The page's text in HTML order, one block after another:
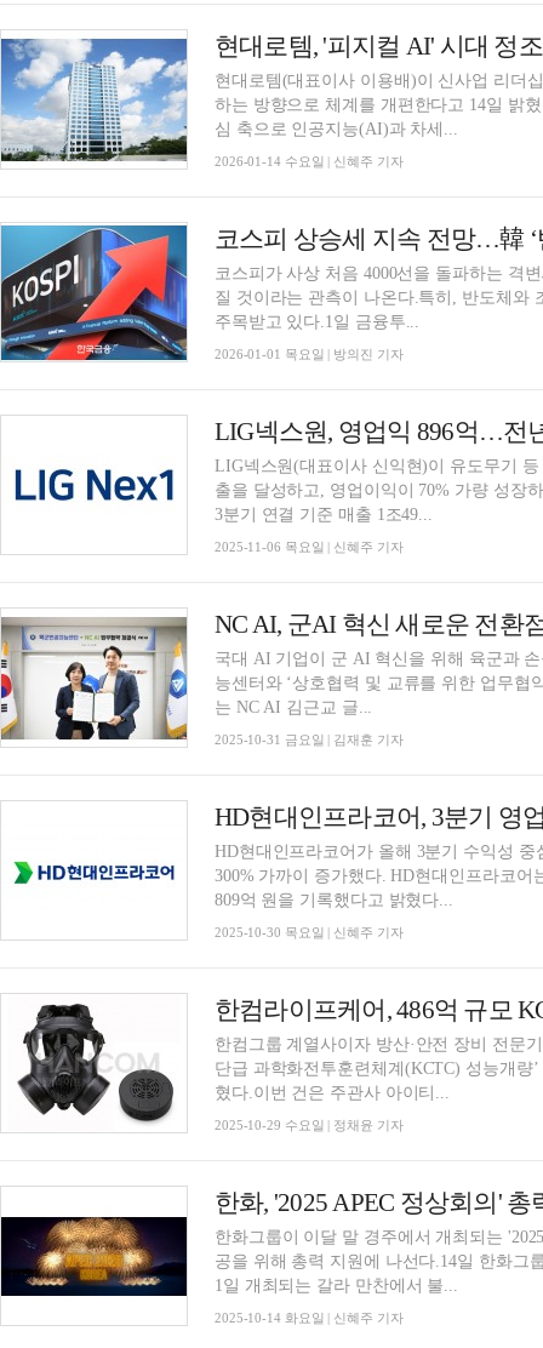
현대로템(대표이사 이용배)이 신사업 리더
하는 방향으로 체계를 개편한다고 14일 밝
심 축으로 인공지능(AI)과 차세...
2026-01-14 수요일 | 신혜주 기자
코스피가 사상 처음 4000선을 돌파하는 격
질 것이라는 관측이 나온다.특히, 반도체와
주목받고 있다.1일 금융투...
2026-01-01 목요일 | 방의진 기자
LIG넥스원, 영업익 896억…전
LIG넥스원(대표이사 신익현)이 유도무기
출을 달성하고, 영업이익이 70% 가량 성장
3분기 연결 기준 매출 1조49...
2025-11-06 목요일 | 신혜주 기자
NC AI, 군AI 혁신 새로운 전환
국대 AI 기업이 군 AI 혁신을 위해 육군과 손을 맞잡는다. 독자AI 정예
능센터와 ‘상호협력 및 교류를 위한 업무협
는 NC AI 김근교 글...
2025-10-31 금요일 | 김재훈 기자
HD현대인프라코어, 3분기 영
HD현대인프라코어가 올해 3분기 수익성
300% 가까이 증가했다. HD현대인프라코어
809억 원을 기록했다고 밝혔다...
2025-10-30 목요일 | 신혜주 기자
한컴라이프케어, 486억 규모
한컴그룹 계열사이자 방산·안전 장비 전문
단급 과학화전투훈련체계(KCTC) 성능개량
혔다.이번 건은 주관사 아이티...
2025-10-29 수요일 | 정채윤 기자
한화, '2025 APEC 정상회의' 총
한화그룹이 이달 말 경주에서 개최되는
공을 위해 총력 지원에 나선다.14일 한화그
1일 개최되는 갈라 만찬에서 불...
2025-10-14 화요일 | 신혜주 기자